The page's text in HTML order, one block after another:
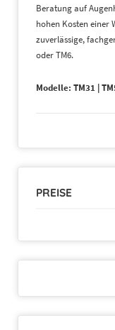
Beratung auf
hohen Kosten einer
zuverlässige,
oder TM6.
Modelle: TM31 |
PREISE